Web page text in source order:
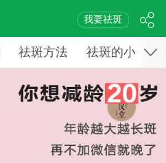
我要祛斑
祛斑方法 祛斑的小窍门